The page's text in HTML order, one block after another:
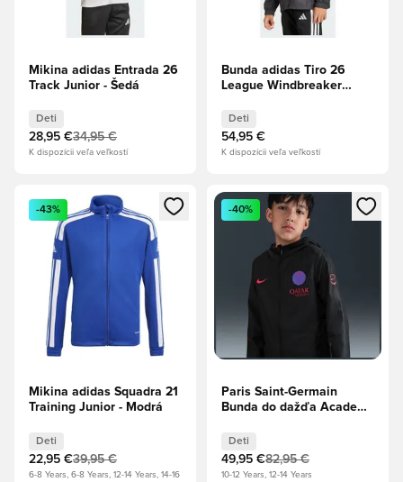
Mikina adidas Entrada 26
Track Junior - Šedá
Deti
28,95 €34,95 €
K dispozícii veľa veľkostí
Bunda adidas Tiro 26
League Windbreaker
Deti
54,95 €
K dispozícii veľa veľkostí
Otvorí modál na prihlásenie alebo registráciu ako člen
-43%
Mikina adidas Squadra 21
Training Junior - Modrá
Deti
22,95 €39,95 €
6-8 Years, 6-8 Years, 12-14 Years, 14-16
Otvorí modál na prihlásenie
-40%
Paris Saint-Germain
Bunda do dažďa Academy
Čierna/Globálna červená
Deti
Deti
49,95 €82,95 €
10-12 Years, 12-14 Years